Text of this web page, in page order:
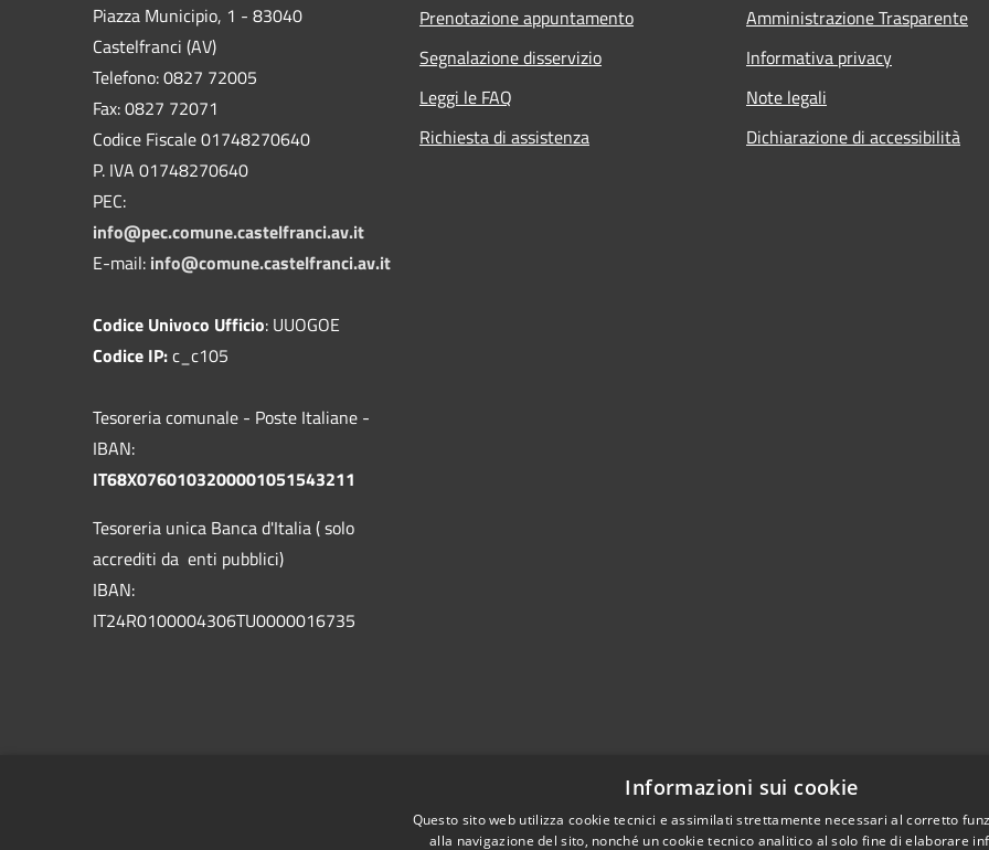
Piazza Municipio, 1 - 83040
Castelfranci (AV)
Telefono: 0827 72005
Fax: 0827 72071
Codice Fiscale 01748270640
P. IVA 01748270640
PEC:
info@pec.comune.castelfranci.av.it
E-mail: info@comune.castelfranci.av.it
Codice Univoco Ufficio: UUOGOE
Codice IP:c_c105
Tesoreria comunale - Poste Italiane -
IBAN:
IT68X0760103200001051543211
Tesoreria unica Banca d'Italia ( solo
accrediti da enti pubblici)
IBAN:
IT24R0100004306TU0000016735
Prenotazione appuntamento
Segnalazione disservizio
Leggi le FAQ
Richiesta di assistenza
Amministrazione Trasparente
Informativa privacy
Note legali
Dichiarazione di accessibilità
Informazioni sui cookie
Questo sito web utilizza cookie tecnici e assimilati strettamente necessari al corretto
alla navigazione del sito, nonché un cookie tecnico analitico al solo fine di elaborare